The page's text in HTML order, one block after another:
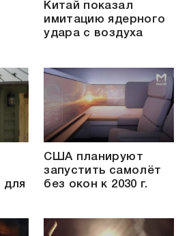
Китай показал
имитацию ядерного
удара с воздуха
для
США планируют
запустить самолёт
без окон к 2030 г.